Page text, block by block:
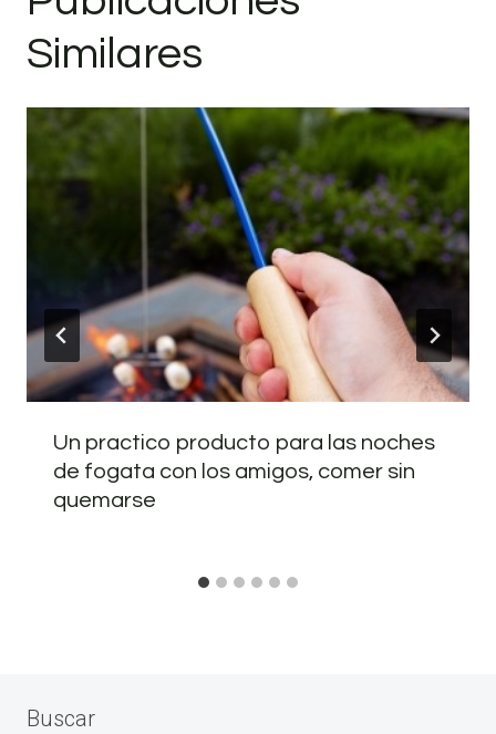
Similares
Un practico producto para las noches
de fogata con los amigos, comer sin
quemarse
Buscar